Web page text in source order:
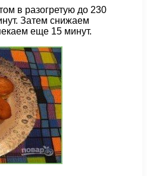
в разогретую до 230
Затем снижаем
еще 15 минут.